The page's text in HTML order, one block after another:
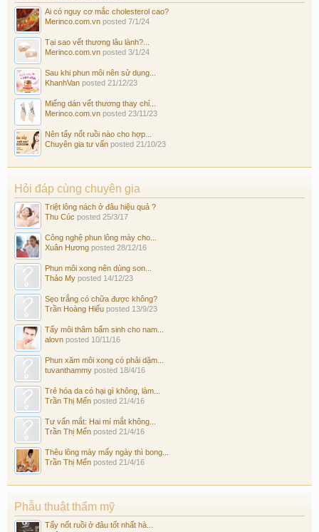
Ai có nguy cơ mắc cholesterol cao?
Merinco.com.vn posted 7/1/24
Tại sao vết thương lâu lành?...
Merinco.com.vn posted 3/1/24
Sau khi phun môi nên sử dụng...
KhanhVan posted 21/12/23
Miếng dán vết thương thay chỉ...
Merinco.com.vn posted 23/11/23
Nên tẩy nốt ruồi nào cho hợp...
Chuyên gia tư vấn posted 21/10/23
Hỏi đáp cùng chuyên gia
Triệt lông nách ở đâu hiệu quả ?
Thu Cúc posted 25/3/17
Công nghệ phun lông mày cho...
Xuân Hương posted 28/12/16
Phun môi xong nên dùng son...
Thảo My posted 14/12/23
Sẹo trắng có chữa được không?
Trần Hoàng Hiếu posted 13/9/23
Tẩy môi thâm bẩm sinh cho nam...
alovn posted 10/11/16
Phun xăm môi xong có phải dặm...
tuvanthammy posted 18/4/16
Trẻ hóa da có hại gì không, làm...
Trần Thị Mến posted 21/4/16
Tư vấn mắt: Hai mí mắt không...
Trần Thị Mến posted 21/4/16
Thêu lông mày mấy ngày thì bong...
Trần Thị Mến posted 21/4/16
Phẫu thuật thẩm mỹ
Tẩy nốt ruồi ở đâu tốt nhất hà...